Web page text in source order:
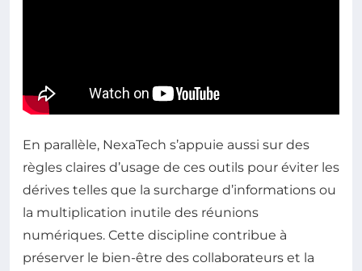
En parallèle, NexaTech s’appuie aussi sur des
règles claires d’usage de ces outils pour éviter les
dérives telles que la surcharge d’informations ou
la multiplication inutile des réunions
numériques. Cette discipline contribue à
préserver le bien-être des collaborateurs et la